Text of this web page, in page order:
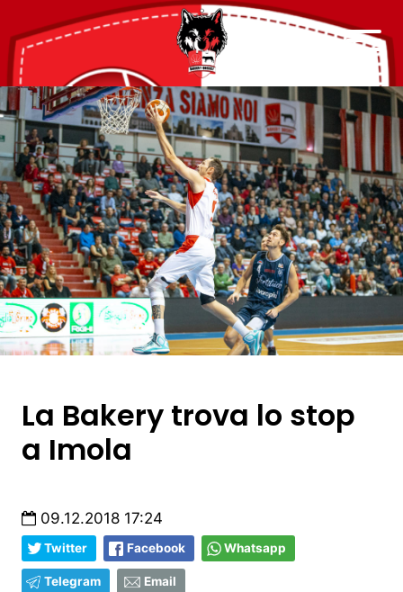
La Bakery trova lo stop
a Imola
09.12.2018 17:24
Twitter Facebook Whatsapp
Telegram Email